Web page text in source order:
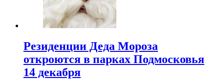
Резиденции Деда Мороза
откроются в парках Подмосковья
14 декабря